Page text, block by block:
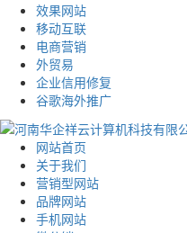
效果网站
移动互联
电商营销
外贸易
企业信用修复
谷歌海外推广
网站首页
关于我们
营销型网站
品牌网站
手机网站